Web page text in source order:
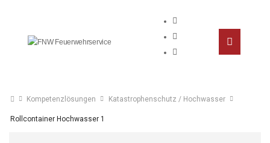
Kompetenzlösungen Katastrophenschutz / Hochwasser
Rollcontainer Hochwasser 1